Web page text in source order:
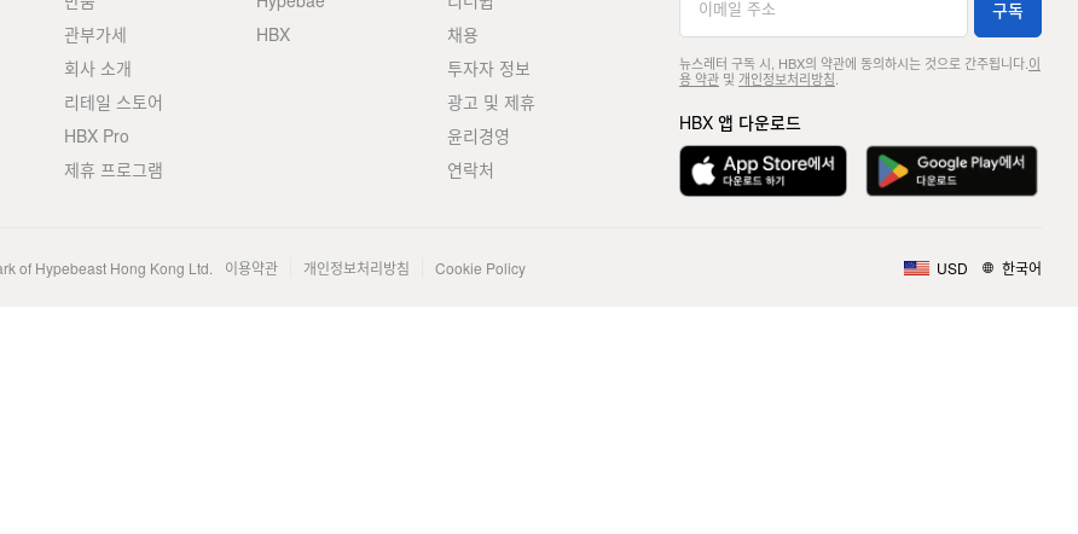
관부가세
회사 소개
리테일 스토어
HBX Pro
제휴 프로그램
HBX
채용
투자자 정보
광고 및 제휴
윤리경영
연락처
구독
뉴스레터 구독 시, HBX의 약관에 동의하시는 것으로 간주됩니다. 이
용 약관및 개인정보처리방침
HBX 앱 다운로드
of Hypebeast Hong Kong Ltd. 이용약관 개인정보처리방침 Cookie Policy USD 한국어